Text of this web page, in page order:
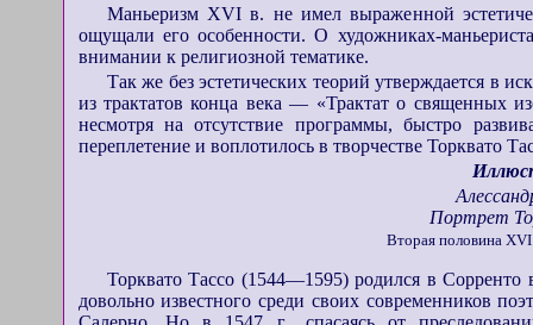
Маньеризм XVI в. не имел выраженной
ощущали его особенности. О художниках-
внимании к религиозной тематике.
Так же без эстетических теорий утверждается в
из трактатов конца века — «Трактат о священных
несмотря на отсутствие программы, быстро
переплетение и воплотилось в творчестве Торквато
Портрет
Вторая половина
Торквато Тассо (1544—1595) родился в Сорренто
довольно известного среди своих современников